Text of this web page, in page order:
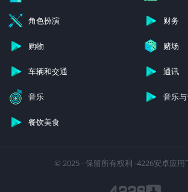
角色扮演 财务
购物 赌场
车辆和交通 通讯
音乐 音乐
餐饮美食
© 2025 - 保留所有权利 -4226安卓应用